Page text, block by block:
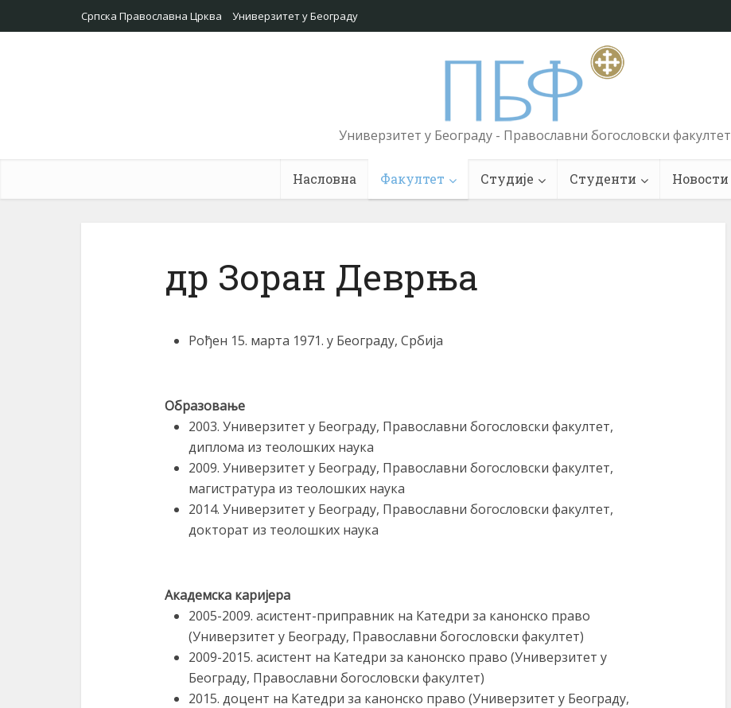
Српска Православна Црква Универзитет у Београду
Универзитет у Београду - Православни богословски факултет
Насловна Факултет Студије Студенти Новости
др Зоран Деврња
Рођен 15. марта 1971. у Београду, Србија
Образовање
2003. Универзитет у Београду, Православни богословски факултет,
диплома из теолошких наука
2009. Универзитет у Београду, Православни богословски факултет,
магистратура из теолошких наука
2014. Универзитет у Београду, Православни богословски факултет,
докторат из теолошких наука
Академска каријера
2005-2009. асистент-приправник на Катедри за канонско право
(Универзитет у Београду, Православни богословски факултет)
2009-2015. асистент на Катедри за канонско право (Универзитет у
Београду, Православни богословски факултет)
2015. доцент на Катедри за канонско право (Универзитет у Београду,